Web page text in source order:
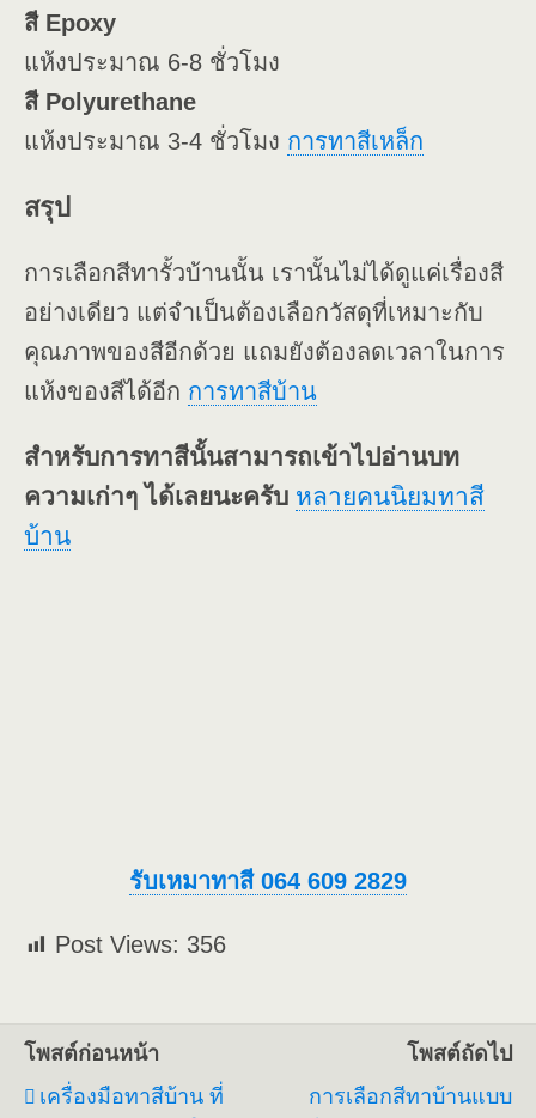
สี Epoxy
แห้งประมาณ 6-8 ชั่วโมง
สี Polyurethane
แห้งประมาณ 3-4 ชั่วโมง การทาสีเหล็ก
สรุป
การเลือกสีทารั้วบ้านนั้น เรานั้นไม่ได้ดูแค่เรื่องสี
อย่างเดียว แต่จำเป็นต้องเลือกวัสดุที่เหมาะกับ
คุณภาพของสีอีกด้วย แถมยังต้องลดเวลาในการ
แห้งของสีได้อีก การทาสีบ้าน
สำหรับการทาสีนั้นสามารถเข้าไปอ่านบท
ความเก่าๆ ได้เลยนะครับ หลายคนนิยมทาสี
บ้าน
รับเหมาทาสี 064 609 2829
Post Views: 356
โพสต์ก่อนหน้า
เครื่องมือทาสีบ้าน ที่
โพสต์ถัดไป
การเลือกสีทาบ้านแบบ